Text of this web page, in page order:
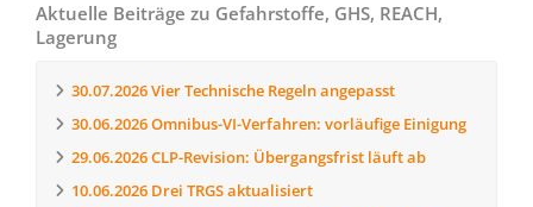
Aktuelle Beiträge zu Gefahrstoffe, GHS, REACH,
Lagerung
30.07.2026Vier Technische Regeln angepasst
30.06.2026Omnibus-VI-Verfahren: vorläufige Einigung
29.06.2026CLP-Revision: Übergangsfrist läuft ab
10.06.2026 Drei TRGS aktualisiert